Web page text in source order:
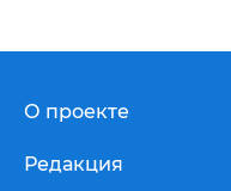
О проекте
Редакция